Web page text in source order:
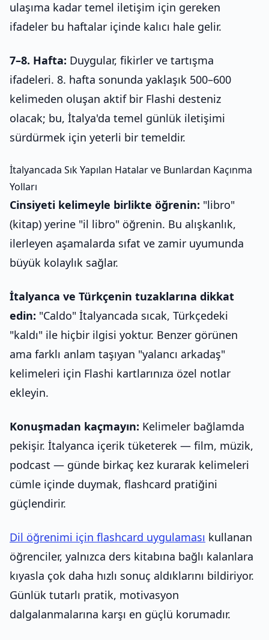
ulaşıma kadar temel iletişim için gereken
ifadeler bu haftalar içinde kalıcı hale gelir.
7–8. Hafta: Duygular, fikirler ve tartışma
ifadeleri. 8. hafta sonunda yaklaşık 500–600
kelimeden oluşan aktif bir Flashi desteniz
olacak; bu, İtalya'da temel günlük iletişimi
sürdürmek için yeterli bir temeldir.
İtalyancada Sık Yapılan Hatalar ve Bunlardan Kaçınma
Yolları
Cinsiyeti kelimeyle birlikte öğrenin: "libro"
(kitap) yerine "il libro" öğrenin. Bu alışkanlık,
ilerleyen aşamalarda sıfat ve zamir uyumunda
büyük kolaylık sağlar.
İtalyanca ve Türkçenin tuzaklarına dikkat
edin: "Caldo" İtalyancada sıcak, Türkçedeki
"kaldı" ile hiçbir ilgisi yoktur. Benzer görünen
ama farklı anlam taşıyan "yalancı arkadaş"
kelimeleri için Flashi kartlarınıza özel notlar
ekleyin.
Konuşmadan kaçmayın: Kelimeler bağlamda
pekişir. İtalyanca içerik tüketerek — film, müzik,
podcast — günde birkaç kez kurarak kelimeleri
cümle içinde duymak, flashcard pratiğini
güçlendirir.
Dil öğrenimi için flashcard uygulaması kullanan
öğrenciler, yalnızca ders kitabına bağlı kalanlara
kıyasla çok daha hızlı sonuç aldıklarını bildiriyor.
Günlük tutarlı pratik, motivasyon
dalgalanmalarına karşı en güçlü korumadır.